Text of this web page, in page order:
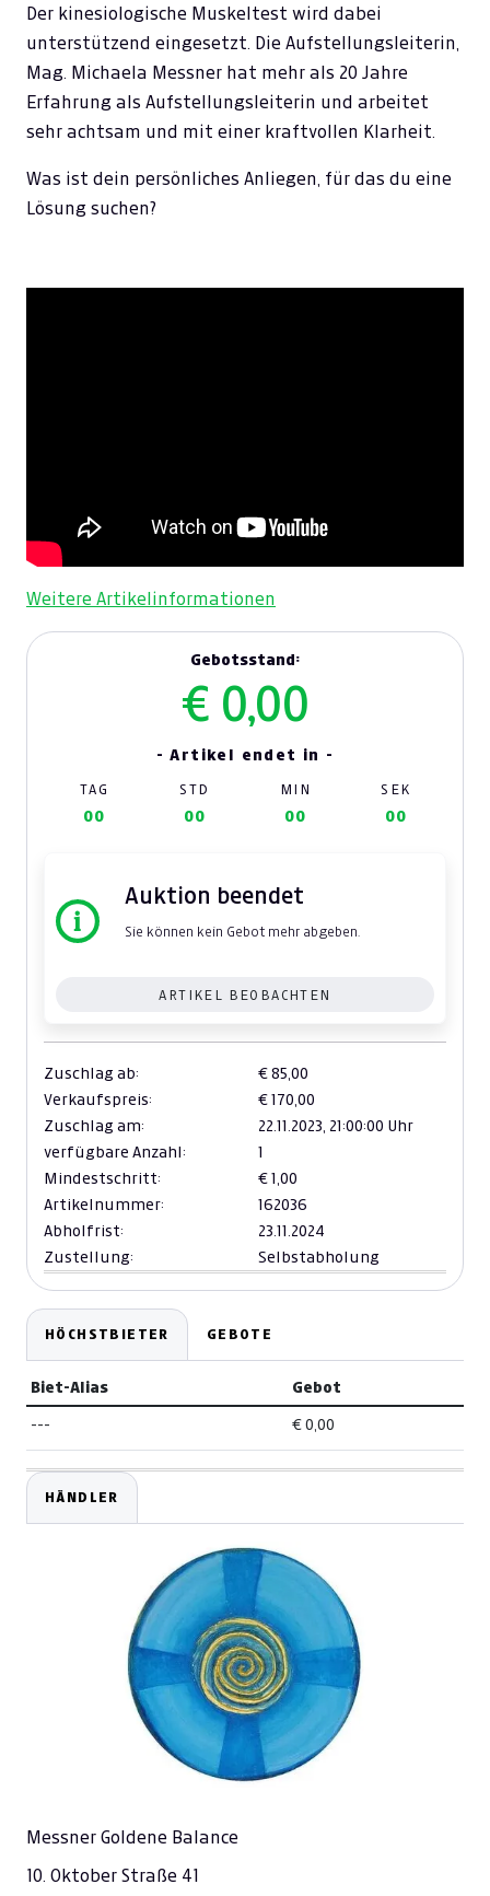
Der kinesiologische Muskeltest wird dabei
unterstützend eingesetzt. Die Aufstellungsleiterin,
Mag. Michaela Messner hat mehr als 20 Jahre
Erfahrung als Aufstellungsleiterin und arbeitet
sehr achtsam und mit einer kraftvollen Klarheit.
Was ist dein persönliches Anliegen, für das du eine
Lösung suchen?
Weitere Artikelinformationen
Gebotsstand:
€ 0,00
- Artikel endet in -
TAG STD MIN SEK
00 00 00 00
Auktion beendet
Sie können kein Gebot mehr abgeben.
ARTIKEL BEOBACHTEN
Zuschlag ab:
€ 85,00
Verkaufspreis:
€ 170,00
Zuschlag am:
22.11.2023, 21:00:00 Uhr
verfügbare Anzahl:
1
Mindestschritt:
€ 1,00
Artikelnummer:
162036
Abholfrist:
23.11.2024
Zustellung:
Selbstabholung
HÖCHSTBIETER GEBOTE
Biet-Alias Gebot
--- € 0,00
HÄNDLER
Messner Goldene Balance
10. Oktober Straße 41